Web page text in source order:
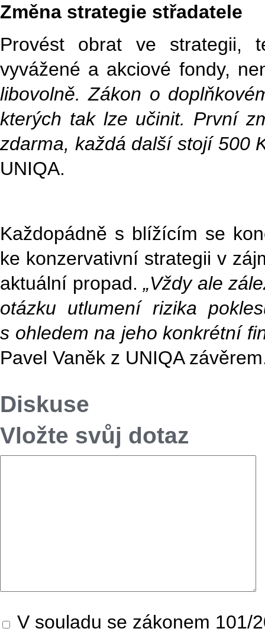
Změna strategie střadatele
Provést obrat ve strategii,
vyvážené a akciové fondy,
libovolně. Zákon o
kterých tak lze učinit. První
zdarma, každá další stojí 500
UNIQA.
Každopádně s blížícím se
ke konzervativní strategii v
aktuální propad. „Vždy ale
otázku utlumení rizika
s ohledem na jeho konkrétní
Pavel Vaněk z UNIQA
Diskuse
Vložte svůj dotaz
V souladu se zákonem 101/